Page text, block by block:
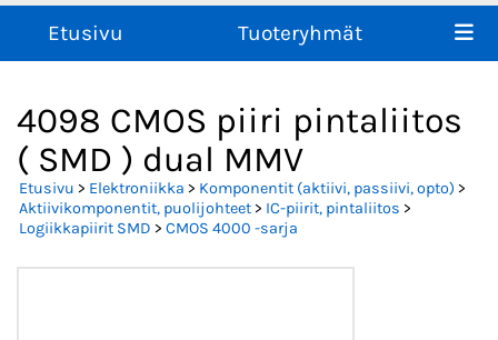
Etusivu Tuoteryhmät
4098 CMOS piiri pintaliitos
( SMD ) dual MMV
Etusivu > Elektroniikka > Komponentit (aktiivi, passiivi, opto) >
Aktiivikomponentit, puolijohteet> IC-piirit, pintaliitos >
Logiikkapiirit SMD > CMOS 4000 -sarja